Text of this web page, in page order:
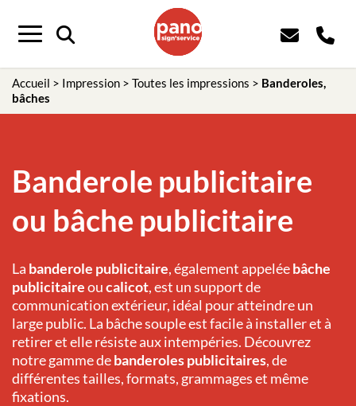
Menu
Accueil > Impression > Toutes les impressions > Banderoles,
bâches
Banderole publicitaire
ou bâche publicitaire
La banderole publicitaire, également appeléebâche
publicitaireoucalicot, est un support de
communication extérieur, idéal pour atteindre un
large public. La bâche souple est facile à installer et à
retirer et elle résiste aux intempéries. Découvrez
notre gamme debanderoles publicitaires, de
différentes tailles, formats, grammages et même
fixations.